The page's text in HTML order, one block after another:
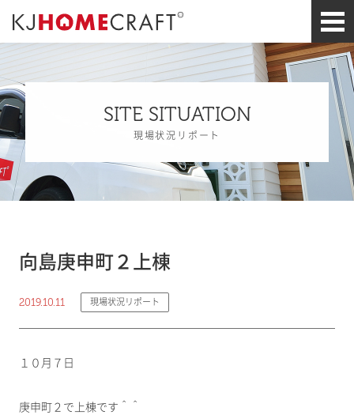
SITE SITUATION
現場状況リポート
向島庚申町２上棟
2019.10.11 現場状況リポート
１０月７日
庚申町２で上棟です＾＾